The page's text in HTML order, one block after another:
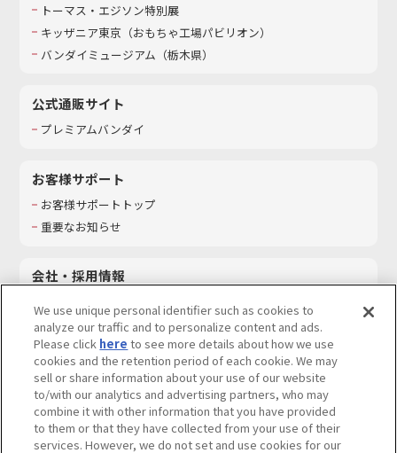
トーマス・エジソン特別展
キッザニア東京（おもちゃ工場パビリオン）​
バンダイミュージアム（栃木県）
公式通販サイト
プレミアムバンダイ
お客様サポート
お客様サポートトップ
重要なお知らせ
会社・採用情報
採用情報
サステナビリティ
お問い合わせ
ウェブサイトご利用条件 ソーシャルメディアポリシー
We use unique personal identifier such as cookies to
analyze our traffic and to personalize content and ads.
Please click here to see more details about how we use
cookies and the retention period of each cookie. We may
sell or share information about your use of our website
to/with our analytics and advertising partners, who may
combine it with other information that you have provided
to them or that they have collected from your use of their
services. However, we do not set and use cookies for our